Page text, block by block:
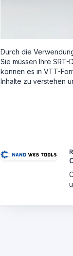
Durch die
Sie müssen Ihre
können es in VTT-
Inhalte zu verstehen